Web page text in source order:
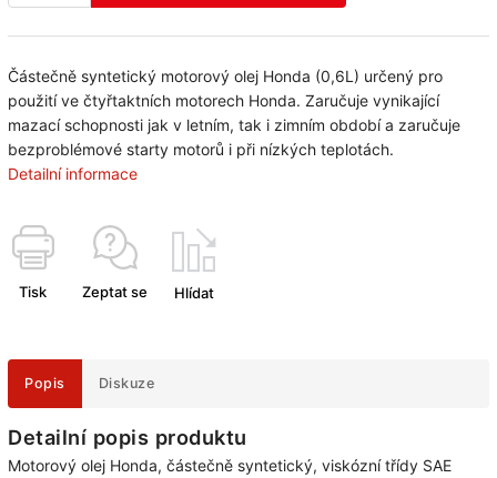
Částečně syntetický motorový olej Honda (0,6L) určený pro
použití ve čtyřtaktních motorech Honda. Zaručuje vynikající
mazací schopnosti jak v letním, tak i zimním období a zaručuje
bezproblémové starty motorů i při nízkých teplotách.
Detailní informace
Tisk Zeptat se Hlídat
Popis Diskuze
Detailní popis produktu
Motorový olej Honda, částečně syntetický, viskózní třídy SAE